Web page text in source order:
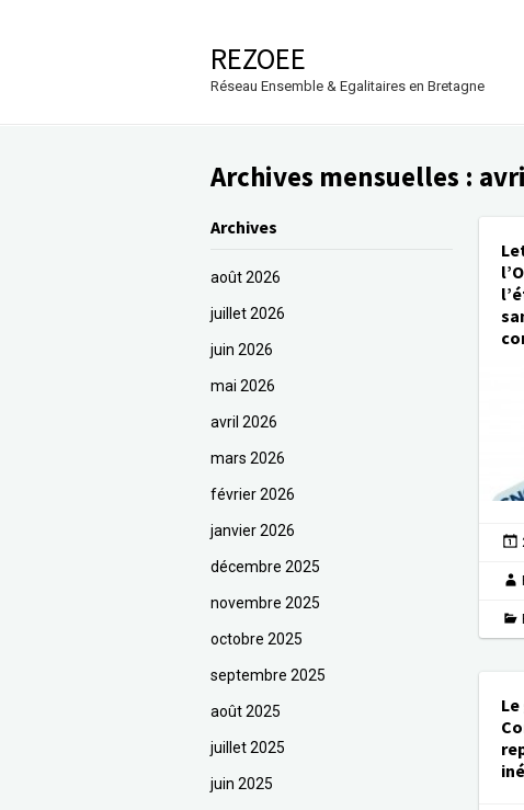
REZOEE
Réseau Ensemble & Egalitaires en Bretagne
Archives mensuelles :
Archives
août 2026
juillet 2026
juin 2026
mai 2026
avril 2026
mars 2026
février 2026
janvier 2026
décembre 2025
novembre 2025
octobre 2025
septembre 2025
août 2025
juillet 2025
juin 2025